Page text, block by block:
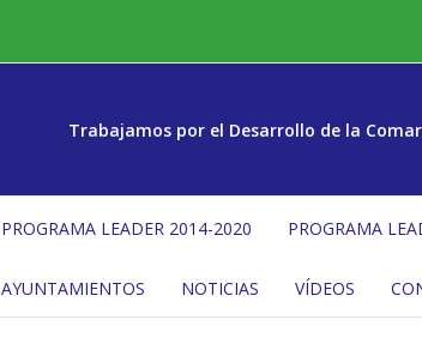
Trabajamos por el Desarrollo de la
PROGRAMA LEADER 2014-2020 PROGRAMA
AYUNTAMIENTOS NOTICIAS VÍDEOS